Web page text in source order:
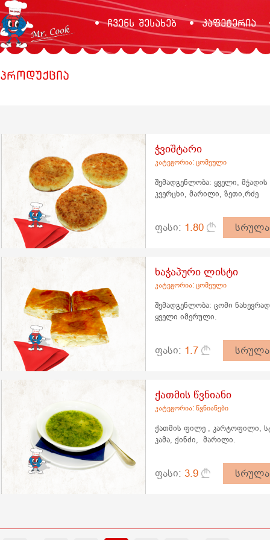
ჩვენს შესახებ კაფეტერია
პროდუქცია
ჭვიშტარი
კატეგორია: ცომეული
შემადგენლობა: ყველი,
კვერცხი, მარილი, ზეთი,რძე
ფასი: 1.80
ხაჭაპური ლისტი
კატეგორია: ცომეული
შემადგენლობა: ცომი
ყველი იმერული.
ფასი: 1.7
ქათმის წვნიანი
კატეგორია: წვნიანები
ქათმის ფილე , კარტოფილი,
კამა, ქინძი, მარილი.
ფასი: 3.9